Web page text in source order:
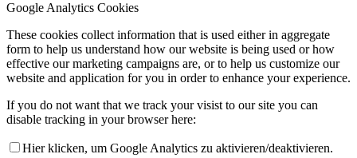
Google Analytics Cookies
These cookies collect information that is used either in aggregate
form to help us understand how our website is being used or how
effective our marketing campaigns are, or to help us customize our
website and application for you in order to enhance your experience.
If you do not want that we track your visist to our site you can
disable tracking in your browser here:
Hier klicken, um Google Analytics zu aktivieren/deaktivieren.